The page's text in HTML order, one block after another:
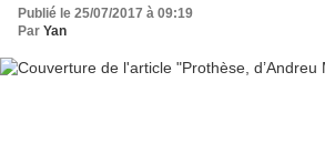
Publié le 25/07/2017 à 09:19
Par Yan